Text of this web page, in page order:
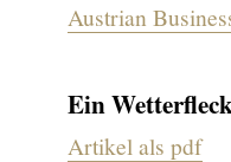
Austrian
Ein
Artikel als pdf